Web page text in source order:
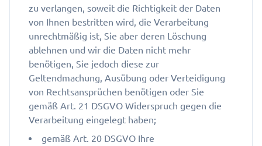
zu verlangen, soweit die Richtigkeit der Daten
von Ihnen bestritten wird, die Verarbeitung
unrechtmäßig ist, Sie aber deren Löschung
ablehnen und wir die Daten nicht mehr
benötigen, Sie jedoch diese zur
Geltendmachung, Ausübung oder Verteidigung
von Rechtsansprüchen benötigen oder Sie
gemäß Art. 21 DSGVO Widerspruch gegen die
Verarbeitung eingelegt haben;
gemäß Art. 20 DSGVO Ihre